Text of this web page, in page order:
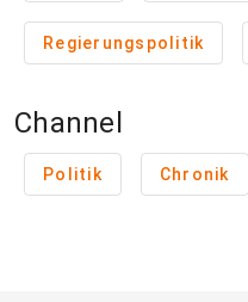
Regierungspolitik
Channel
Politik Chronik